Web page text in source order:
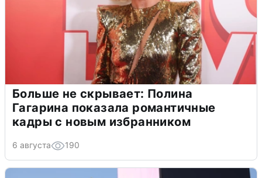
Больше не скрывает: Полина
Гагарина показала романтичные
кадры с новым избранником
6 августа 190